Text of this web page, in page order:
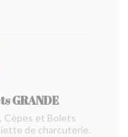
GRANDE
Cèpes et Bolets
de charcuterie.